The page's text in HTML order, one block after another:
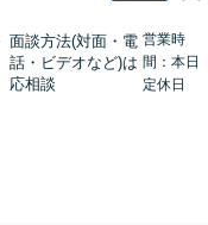
面談方法(対面・電
話・ビデオなど)は
応相談
営業時
間：本日
定休日